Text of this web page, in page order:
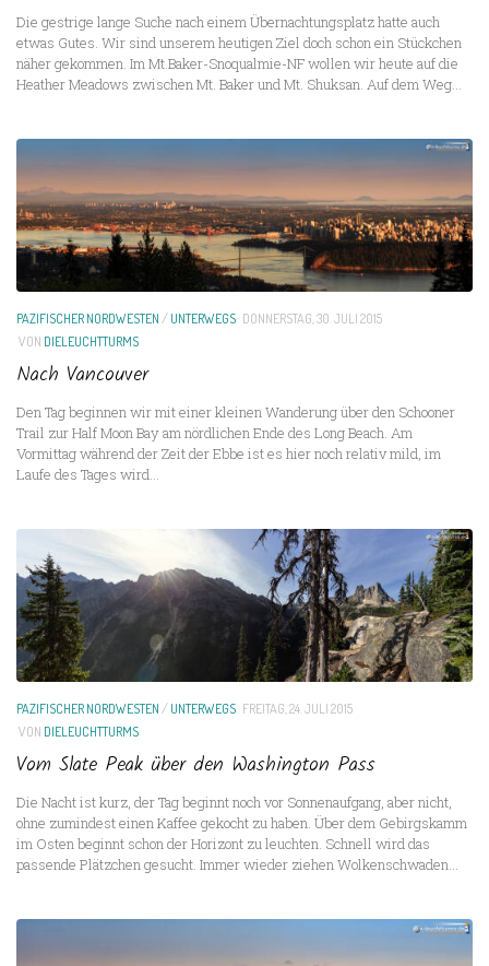
Die gestrige lange Suche nach einem Übernachtungsplatz hatte auch
etwas Gutes. Wir sind unserem heutigen Ziel doch schon ein Stückchen
näher gekommen. Im Mt.Baker-Snoqualmie-NF wollen wir heute auf die
Heather Meadows zwischen Mt. Baker und Mt. Shuksan. Auf dem Weg...
PAZIFISCHER NORDWESTEN /UNTERWEGS DONNERSTAG, 30. JULI 2015
VON DIELEUCHTTURMS
Nach Vancouver
Den Tag beginnen wir mit einer kleinen Wanderung über den Schooner
Trail zur Half Moon Bay am nördlichen Ende des Long Beach. Am
Vormittag während der Zeit der Ebbe ist es hier noch relativ mild, im
Laufe des Tages wird...
PAZIFISCHER NORDWESTEN /UNTERWEGS FREITAG, 24. JULI 2015
VON DIELEUCHTTURMS
Vom Slate Peak über den Washington Pass
Die Nacht ist kurz, der Tag beginnt noch vor Sonnenaufgang, aber nicht,
ohne zumindest einen Kaffee gekocht zu haben. Über dem Gebirgskamm
im Osten beginnt schon der Horizont zu leuchten. Schnell wird das
passende Plätzchen gesucht. Immer wieder ziehen Wolkenschwaden...